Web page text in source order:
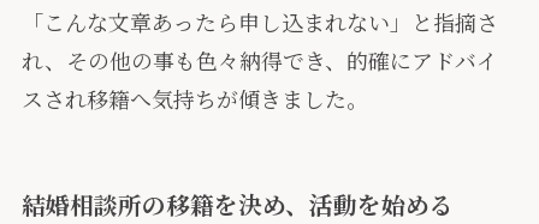
「こんな文章あったら申し込まれない」と指摘さ
れ、その他の事も色々納得でき、的確にアドバイ
スされ移籍へ気持ちが傾きました。
結婚相談所の移籍を決め、活動を始める